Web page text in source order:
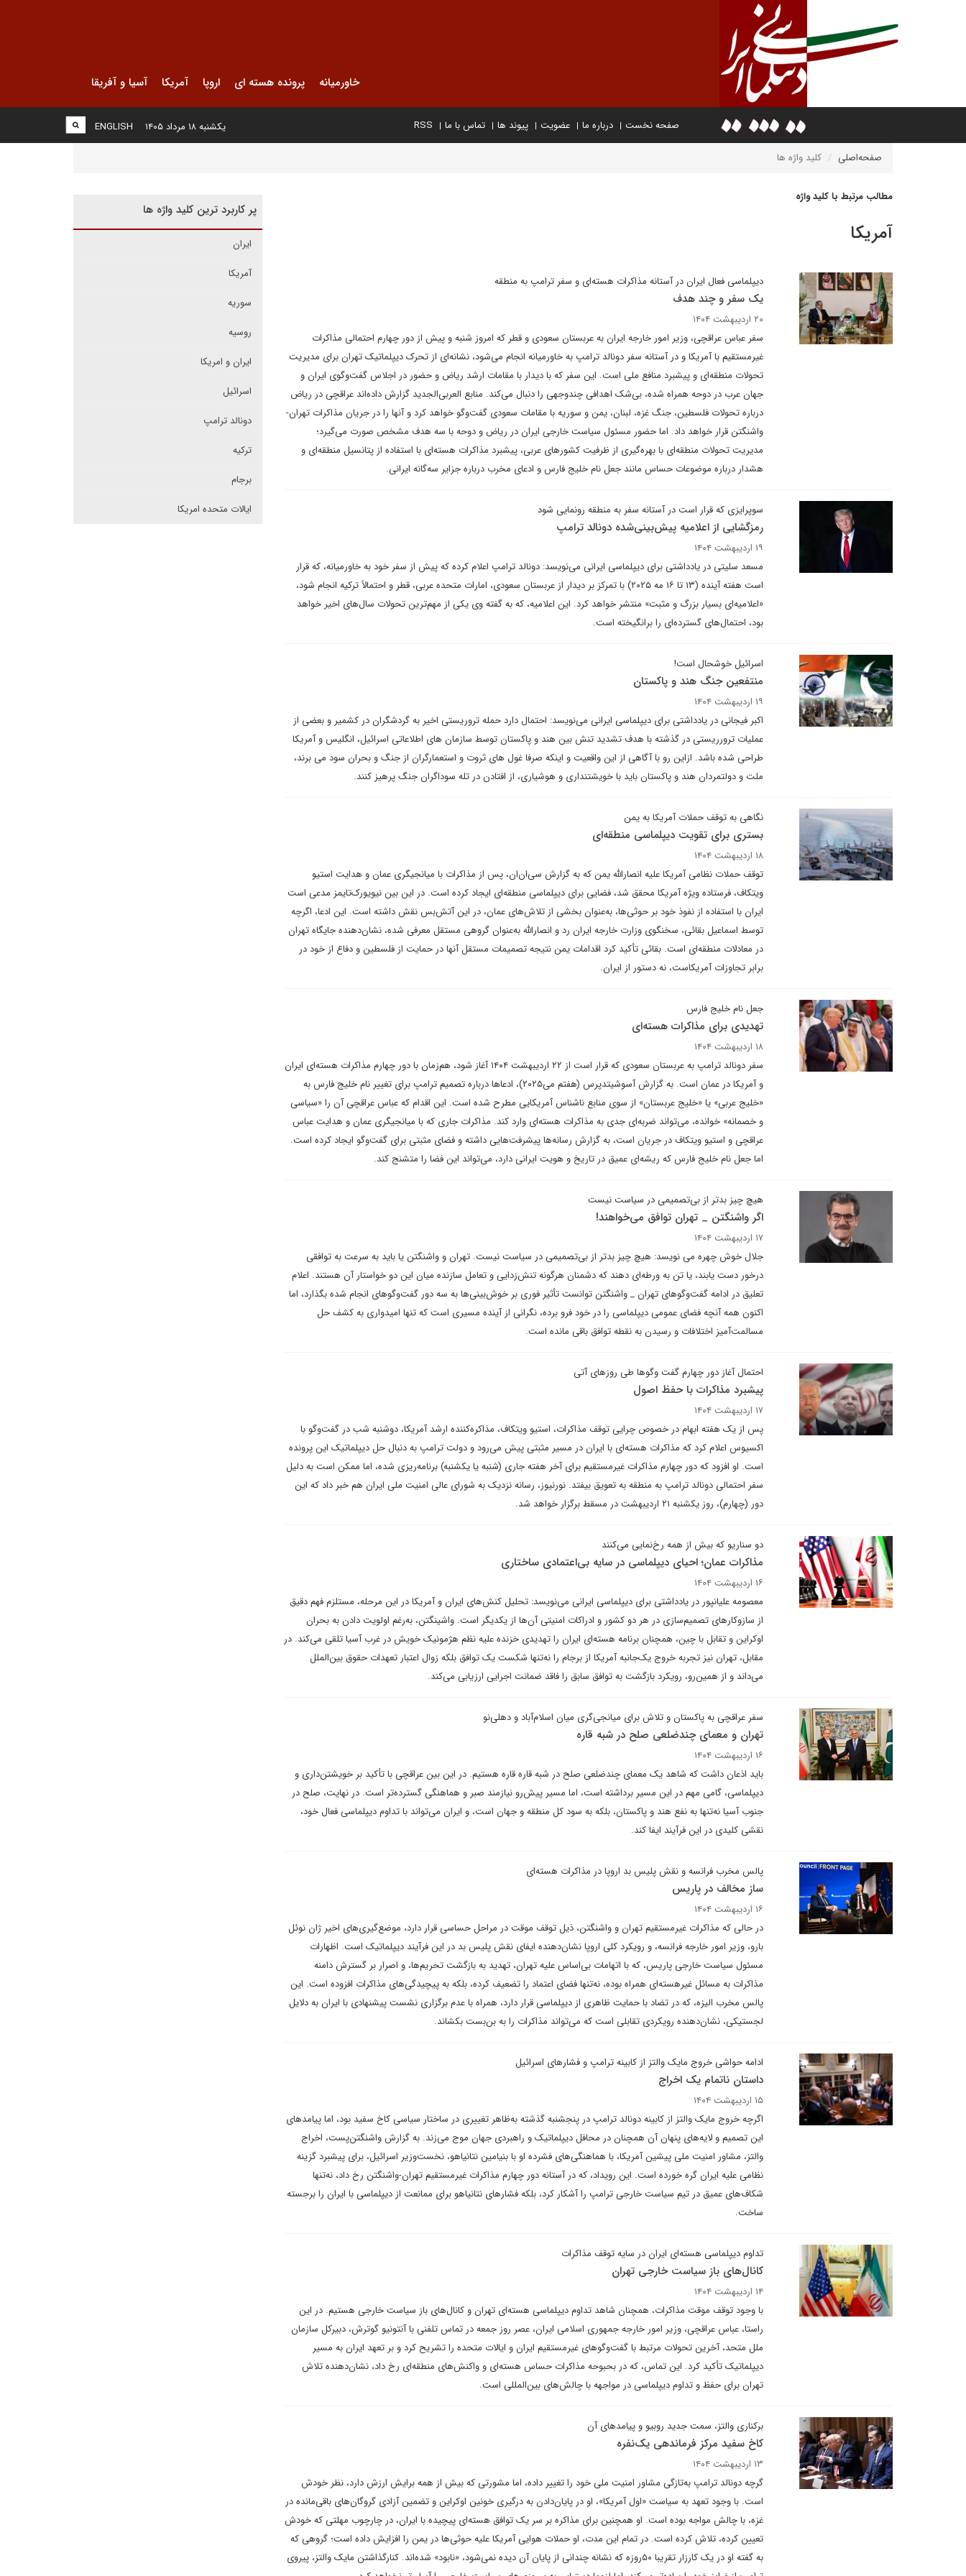
خاورمیانه پرونده هسته ای اروپا آمریکا آسیا و آفریقا
صفحه نخست درباره ما عضویت پیوند ها تماس با ما RSS
ENGLISH یکشنبه ۱۸ مرداد ۱۴۰۵
صفحه‌اصلی کلید واژه ها
مطالب مرتبط با کلید واژه
آمریکا
دیپلماسی فعال ایران در آستانه مذاکرات هسته‌ای و سفر ترامپ به منطقه
یک سفر و چند هدف
۲۰ اردیبهشت ۱۴۰۴
سفر عباس عراقچی، وزیر امور خارجه ایران به عربستان سعودی و قطر که امروز شنبه و پیش از دور چهارم احتمالی مذاکرات
غیرمستقیم با آمریکا و در آستانه سفر دونالد ترامپ به خاورمیانه انجام می‌شود، نشانه‌ای از تحرک دیپلماتیک تهران برای مدیریت
تحولات منطقه‌ای و پیشبرد منافع ملی است. این سفر که با دیدار با مقامات ارشد ریاض و حضور در اجلاس گفت‌وگوی ایران و
جهان عرب در دوحه همراه شده، بی‌شک اهدافی چندوجهی را دنبال می‌کند. منابع العربی‌الجدید گزارش داده‌اند عراقچی در ریاض
درباره تحولات فلسطین، جنگ غزه، لبنان، یمن و سوریه با مقامات سعودی گفت‌وگو خواهد کرد و آنها را در جریان مذاکرات تهران-
واشنگتن قرار خواهد داد. اما حضور مسئول سیاست خارجی ایران در ریاض و دوحه با سه هدف مشخص صورت می‌گیرد؛
مدیریت تحولات منطقه‌ای با بهره‌گیری از ظرفیت کشورهای عربی، پیشبرد مذاکرات هسته‌ای با استفاده از پتانسیل منطقه‌ای و
هشدار درباره موضوعات حساس مانند جعل نام خلیج‌ فارس و ادعای مخرب درباره جزایر سه‌گانه ایرانی.
سوپرایزی که قرار است در آستانه سفر به منطقه رونمایی شود
رمزگشایی از اعلامیه پیش‌بینی‌شده دونالد ترامپ
۱۹ اردیبهشت ۱۴۰۴
مسعد سلیتی در یادداشتی برای دیپلماسی ایرانی می‌نویسد: دونالد ترامپ اعلام کرده که پیش از سفر خود به خاورمیانه، که قرار
است هفته آینده (۱۳ تا ۱۶ مه ۲۰۲۵) با تمرکز بر دیدار از عربستان سعودی، امارات متحده عربی، قطر و احتمالاً ترکیه انجام شود،
«اعلامیه‌ای بسیار بزرگ و مثبت» منتشر خواهد کرد. این اعلامیه، که به گفته وی یکی از مهم‌ترین تحولات سال‌های اخیر خواهد
بود، احتمال‌های گسترده‌ای را برانگیخته است.
اسرائیل خوشحال است!
منتفعین جنگ هند و پاکستان
۱۹ اردیبهشت ۱۴۰۴
اکبر فیجانی در یادداشتی برای دیپلماسی ایرانی می‌نویسد: احتمال دارد حمله تروریستی اخیر به گردشگران در کشمیر و بعضی از
عملیات ترورریستی در گذشته با هدف تشدید تنش بین هند و پاکستان توسط سازمان های اطلاعاتی اسرائیل، انگلیس و آمریکا
طراحی شده باشد. ازاین رو با آگاهی از این واقعیت و اینکه صرفا غول های ثروت و استعمارگران از جنگ و بحران سود می برند،
ملت و دولتمردان هند و پاکستان باید با خویشتنداری و هوشیاری، از افتادن در تله سوداگران جنگ پرهیز کنند.
نگاهی به توقف حملات آمریکا به یمن
بستری برای تقویت دیپلماسی منطقه‌ای
۱۸ اردیبهشت ۱۴۰۴
توقف حملات نظامی آمریکا علیه انصارالله یمن که به گزارش سی‌ان‌ان، پس از مذاکرات با میانجیگری عمان و هدایت استیو
ویتکاف، فرستاده ویژه آمریکا محقق شد، فضایی برای دیپلماسی منطقه‌ای ایجاد کرده است. در این بین نیویورک‌تایمز مدعی است
ایران با استفاده از نفوذ خود بر حوثی‌ها، به‌عنوان بخشی از تلاش‌های عمان، در این آتش‌بس نقش داشته است. این ادعا، اگرچه
توسط اسماعیل بقائی، سخنگوی وزارت خارجه ایران رد و انصارالله به‌عنوان گروهی مستقل معرفی شده، نشان‌دهنده جایگاه تهران
در معادلات منطقه‌ای است. بقائی تأکید کرد اقدامات یمن نتیجه تصمیمات مستقل آنها در حمایت از فلسطین و دفاع از خود در
برابر تجاوزات آمریکاست، نه دستور از ایران.
جعل نام خلیج فارس
تهدیدی برای مذاکرات هسته‌ای
۱۸ اردیبهشت ۱۴۰۴
سفر دونالد ترامپ به عربستان سعودی‌ که قرار است از ۲۲ اردیبهشت ۱۴۰۴ آغاز شود، هم‌زمان با دور چهارم مذاکرات هسته‌ای ایران
و آمریکا در عمان است. به گزارش آسوشیتدپرس (هفتم می‌۲۰۲۵)، ادعاها درباره تصمیم ترامپ برای تغییر نام خلیج فارس به
«خلیج عربی» یا «خلیج عربستان» از سوی منابع ناشناس آمریکایی مطرح شده است. این اقدام‌ که عباس عراقچی آن را «سیاسی
و خصمانه» خوانده، می‌تواند ضربه‌ای جدی به مذاکرات هسته‌ای وارد کند. مذاکرات جاری‌ که با میانجیگری عمان و هدایت عباس
عراقچی و استیو ویتکاف در جریان است، به گزارش رسانه‌ها پیشرفت‌هایی داشته و فضای مثبتی برای گفت‌وگو ایجاد کرده است.
اما جعل نام خلیج فارس‌ که ریشه‌ای عمیق در تاریخ و هویت ایرانی دارد، می‌تواند این فضا را متشنج کند.
هیچ چیز بدتر از بی‌تصمیمی در سیاست نیست
اگر واشنگتن _ تهران توافق می‌خواهند!
۱۷ اردیبهشت ۱۴۰۴
جلال خوش چهره می نویسد: هیچ چیز بدتر از بی‌تصمیمی در سیاست نیست. تهران و واشنگتن یا باید به سرعت به توافقی
درخور دست یابند، یا تن به ورطه‌ای دهند که دشمنان هرگونه تنش‌زدایی و تعامل سازنده میان این دو خواستار آن هستند. اعلام
تعلیق در ادامه گفت‌وگوهای تهران _ واشنگتن توانست تأثیر فوری بر خوش‌بینی‌ها به سه دور گفت‌وگو‌های انجام شده بگذارد، اما
اکنون همه آنچه فضای عمومی دیپلماسی را در خود فرو برده، نگرانی از آینده مسیری است که تنها امیدواری به کشف حل
مسالمت‌آمیز اختلافات و رسیدن به نقطه توافق باقی مانده است.
احتمال آغاز دور چهارم گفت وگوها طی روزهای آتی
پیشبرد مذاکرات با حفظ اصول
۱۷ اردیبهشت ۱۴۰۴
پس از یک هفته ابهام در خصوص چرایی توقف مذاکرات، استیو ویتکاف، مذاکره‌کننده ارشد آمریکا، دوشنبه شب در گفت‌وگو با
اکسیوس اعلام کرد که مذاکرات هسته‌ای با ایران در مسیر مثبتی پیش می‌رود و دولت ترامپ به دنبال حل دیپلماتیک این پرونده
است. او افزود که دور چهارم مذاکرات غیرمستقیم برای آخر هفته جاری (شنبه یا یکشنبه) برنامه‌ریزی شده، اما ممکن است به دلیل
سفر احتمالی دونالد ترامپ به منطقه به تعویق بیفتد. نورنیوز، رسانه نزدیک به شورای عالی امنیت ملی ایران هم خبر داد که این
دور (چهارم)، روز یکشنبه ۲۱ اردیبهشت در مسقط برگزار خواهد شد.
دو سناریو که بیش از همه رخ‌نمایی می‌کنند
مذاکرات عمان؛ احیای دیپلماسی در سایه بی‌اعتمادی ساختاری
۱۶ اردیبهشت ۱۴۰۴
معصومه علیانپور در یادداشتی برای دیپلماسی ایرانی می‌نویسد: تحلیل کنش‌های ایران و آمریکا در این مرحله، مستلزم فهم دقیق
از سازوکارهای تصمیم‌سازی در هر دو کشور و ادراکات امنیتی آن‌ها از یکدیگر است. واشینگتن، به‌رغم اولویت دادن به بحران
اوکراین و تقابل با چین، همچنان برنامه هسته‌ای ایران را تهدیدی خزنده علیه نظم هژمونیک خویش در غرب آسیا تلقی می‌کند. در
مقابل، تهران نیز تجربه خروج یک‌جانبه آمریکا از برجام را نه‌تنها شکست یک توافق بلکه زوال اعتبار تعهدات حقوق بین‌الملل
می‌داند و از همین‌رو، رویکرد بازگشت به توافق سابق را فاقد ضمانت اجرایی ارزیابی می‌کند.
سفر عراقچی به پاکستان و تلاش برای میانجی‌گری میان اسلام‌آباد و دهلی‌نو
تهران و معمای چندضلعی صلح در شبه قاره
۱۶ اردیبهشت ۱۴۰۴
باید اذعان داشت که شاهد یک معمای چندضلعی صلح در شبه قاره قاره هستیم. در این بین عراقچی با تأکید بر خویشتن‌داری و
دیپلماسی، گامی مهم در این مسیر برداشته است، اما مسیر پیش‌رو نیازمند صبر و هماهنگی گسترده‌تر است. در نهایت، صلح در
جنوب آسیا نه‌تنها به نفع هند و پاکستان، بلکه به سود کل منطقه و جهان است، و ایران می‌تواند با تداوم دیپلماسی فعال خود،
نقشی کلیدی در این فرآیند ایفا کند.
پالس مخرب فرانسه و نقش پلیس بد اروپا در مذاکرات هسته‌ای
ساز مخالف در پاریس
۱۶ اردیبهشت ۱۴۰۴
در حالی که مذاکرات غیرمستقیم تهران و واشنگتن، ذیل توقف موقت در مراحل حساسی قرار دارد، موضع‌گیری‌های اخیر ژان نوئل
بارو، وزیر امور خارجه فرانسه، و رویکرد کلی اروپا نشان‌دهنده ایفای نقش پلیس بد در این فرآیند دیپلماتیک است. اظهارات
مسئول سیاست خارجی پاریس، که با اتهامات بی‌اساس علیه تهران، تهدید به بازگشت تحریم‌ها، و اصرار بر گسترش دامنه
مذاکرات به مسائل غیرهسته‌ای همراه بوده، نه‌تنها فضای اعتماد را تضعیف کرده، بلکه به پیچیدگی‌های مذاکرات افزوده است. این
پالس مخرب الیزه، که در تضاد با حمایت ظاهری از دیپلماسی قرار دارد، همراه با عدم برگزاری نشست پیشنهادی با ایران به دلایل
لجستیکی، نشان‌دهنده رویکردی تقابلی است که می‌تواند مذاکرات را به بن‌بست بکشاند.
ادامه حواشی خروج مایک والتز از کابینه ترامپ و فشارهای اسرائیل
داستان ناتمام یک اخراج
۱۵ اردیبهشت ۱۴۰۴
اگرچه خروج مایک والتز از کابینه دونالد ترامپ در پنجشنبه گذشته به‌ظاهر تغییری در ساختار سیاسی کاخ سفید بود، اما پیامدهای
این تصمیم و لایه‌های پنهان آن همچنان در محافل دیپلماتیک و راهبردی جهان موج می‌زند. به گزارش واشنگتن‌پست، اخراج
والتز، مشاور امنیت ملی پیشین آمریکا، با هماهنگی‌های فشرده او با بنیامین نتانیاهو، نخست‌وزیر اسرائیل، برای پیشبرد گزینه
نظامی علیه ایران گره خورده است. این رویداد، که در آستانه دور چهارم مذاکرات غیرمستقیم تهران-واشنگتن رخ داد، نه‌تنها
شکاف‌های عمیق در تیم سیاست خارجی ترامپ را آشکار کرد، بلکه فشارهای نتانیاهو برای ممانعت از دیپلماسی با ایران را برجسته
ساخت.
تداوم دیپلماسی هسته‌ای ایران در سایه توقف مذاکرات
کانال‌های باز سیاست خارجی تهران
۱۴ اردیبهشت ۱۴۰۴
با وجود توقف موقت مذاکرات، همچنان شاهد تداوم دیپلماسی هسته‌ای تهران و کانال‌های باز سیاست خارجی هستیم. در این
راستا، عباس عراقچی، وزیر امور خارجه جمهوری اسلامی ایران، عصر روز جمعه در تماس تلفنی با آنتونیو گوترش، دبیرکل سازمان
ملل متحد، آخرین تحولات مرتبط با گفت‌وگوهای غیرمستقیم ایران و ایالات متحده را تشریح کرد و بر تعهد ایران به مسیر
دیپلماتیک تأکید کرد. این تماس، که در بحبوحه مذاکرات حساس هسته‌ای و واکنش‌های منطقه‌ای رخ داد، نشان‌دهنده تلاش
تهران برای حفظ و تداوم دیپلماسی در مواجهه با چالش‌های بین‌المللی است.
برکناری والتز، سمت جدید روبیو و پیامدهای آن
کاخ سفید مرکز فرماندهی یک‌نفره
۱۳ اردیبهشت ۱۴۰۴
گرچه دونالد ترامپ به‌تازگی مشاور امنیت ملی خود را تغییر داده، اما مشورتی که بیش از همه برایش ارزش دارد، نظر خودش
است. با وجود تعهد به سیاست «اول آمریکا»، او در پایان‌دادن به درگیری خونین اوکراین و تضمین آزادی گروگان‌های باقی‌مانده در
غزه، با چالش مواجه بوده است. او همچنین برای مذاکره بر سر یک توافق هسته‌ای پیچیده با ایران، در چارچوب مهلتی که خودش
تعیین کرده، تلاش کرده است. در تمام این مدت، او حملات هوایی آمریکا علیه حوثی‌ها در یمن را افزایش داده است؛ گروهی که
به گفته او در یک کارزار تقریبا ۵۰‌روزه که نشانه چندانی از پایان آن دیده نمی‌شود، «نابود» شده‌اند. کنار‌گذاشتن مایک والتز، پیروی
پر کاربرد ترین کلید واژه ها
ایران
آمریکا
سوریه
روسیه
ایران و امریکا
اسرائیل
دونالد ترامپ
ترکیه
برجام
ایالات متحده امریکا